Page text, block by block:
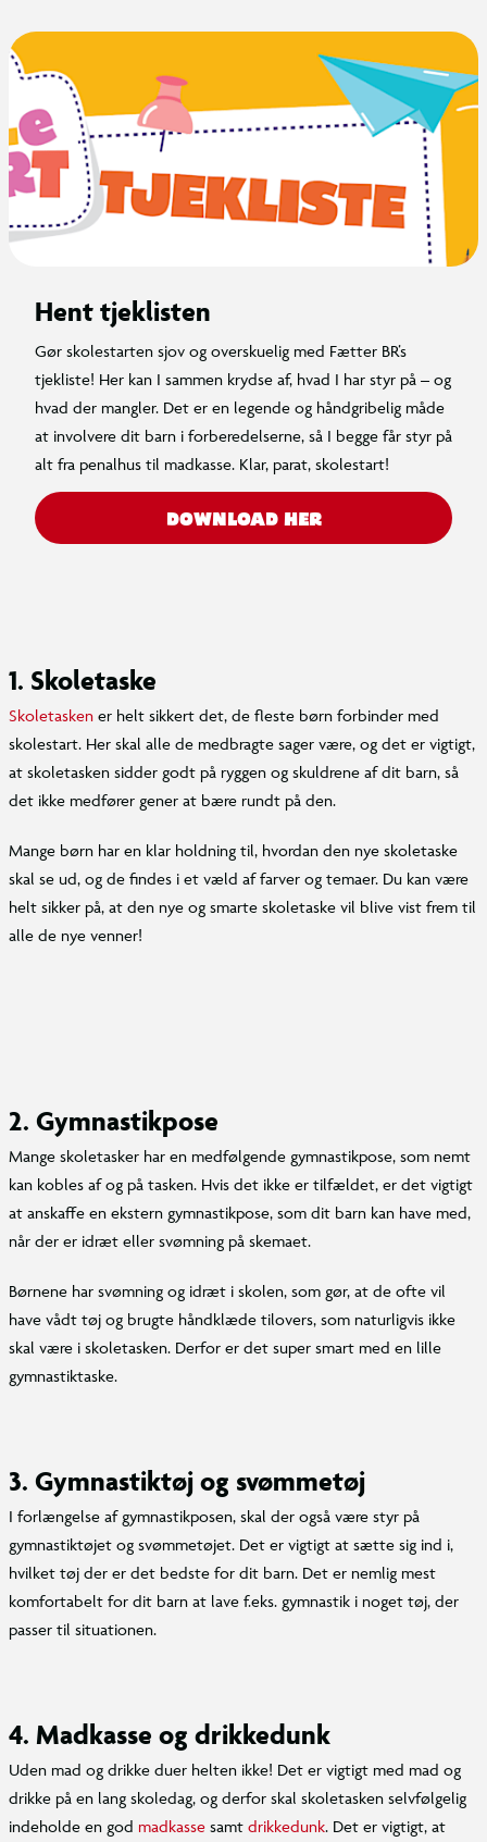
Hent tjeklisten
Gør skolestarten sjov og overskuelig med Fætter BR’s
tjekliste! Her kan I sammen krydse af, hvad I har styr på – og
hvad der mangler. Det er en legende og håndgribelig måde
at involvere dit barn i forberedelserne, så I begge får styr på
alt fra penalhus til madkasse. Klar, parat, skolestart!
DOWNLOAD HER
1. Skoletaske
Skoletasken er helt sikkert det, de fleste børn forbinder med
skolestart. Her skal alle de medbragte sager være, og det er vigtigt,
at skoletasken sidder godt på ryggen og skuldrene af dit barn, så
det ikke medfører gener at bære rundt på den.
Mange børn har en klar holdning til, hvordan den nye skoletaske
skal se ud, og de findes i et væld af farver og temaer. Du kan være
helt sikker på, at den nye og smarte skoletaske vil blive vist frem til
alle de nye venner!
2. Gymnastikpose
Mange skoletasker har en medfølgende gymnastikpose, som nemt
kan kobles af og på tasken. Hvis det ikke er tilfældet, er det vigtigt
at anskaffe en ekstern gymnastikpose, som dit barn kan have med,
når der er idræt eller svømning på skemaet.
Børnene har svømning og idræt i skolen, som gør, at de ofte vil
have vådt tøj og brugte håndklæde tilovers, som naturligvis ikke
skal være i skoletasken. Derfor er det super smart med en lille
gymnastiktaske.
3. Gymnastiktøj og svømmetøj
I forlængelse af gymnastikposen, skal der også være styr på
gymnastiktøjet og svømmetøjet. Det er vigtigt at sætte sig ind i,
hvilket tøj der er det bedste for dit barn. Det er nemlig mest
komfortabelt for dit barn at lave f.eks. gymnastik i noget tøj, der
passer til situationen.
4. Madkasse og drikkedunk
Uden mad og drikke duer helten ikke! Det er vigtigt med mad og
drikke på en lang skoledag, og derfor skal skoletasken selvfølgelig
indeholde en god madkasse samt drikkedunk. Det er vigtigt, at